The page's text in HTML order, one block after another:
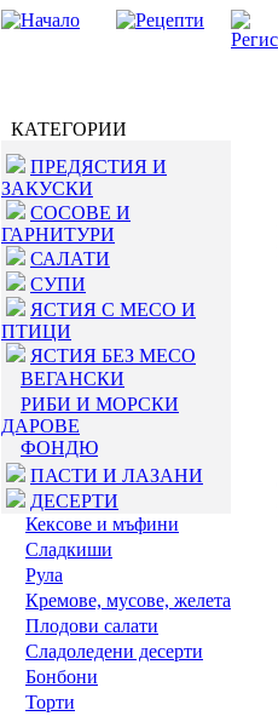
КАТЕГОРИИ
ПРЕДЯСТИЯ И
ЗАКУСКИ
СОСОВЕ И
ГАРНИТУРИ
САЛАТИ
СУПИ
ЯСТИЯ С МЕСО И
ПТИЦИ
ЯСТИЯ БЕЗ МЕСО
ВЕГАНСКИ
РИБИ И МОРСКИ
ДАРОВЕ
ФОНДЮ
ПАСТИ И ЛАЗАНИ
ДЕСЕРТИ
Кексове и мъфини
Сладкиши
Рула
Кремове, мусове, желета
Плодови салати
Сладоледени десерти
Бонбони
Торти